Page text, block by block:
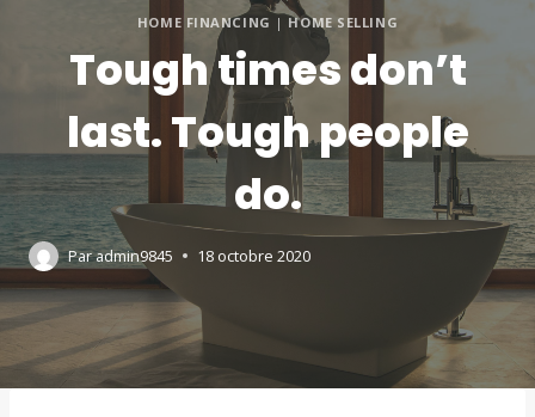
HOME FINANCING | HOME SELLING
Tough times don’t
last. Tough people
do.
Paradmin9845 18 octobre 2020